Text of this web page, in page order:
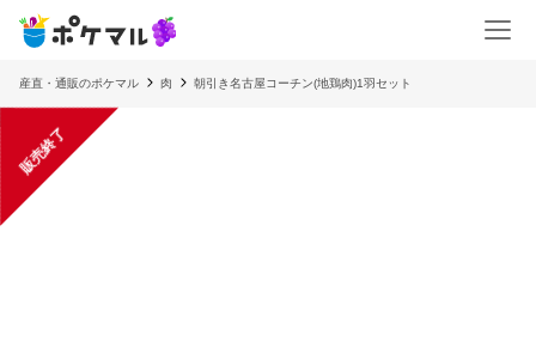
産直・通販のポケマル 肉 朝引き名古屋コーチン(地鶏肉)1羽セット
販売終了